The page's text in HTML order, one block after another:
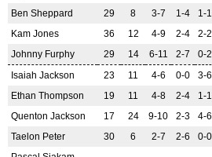
Ben Sheppard
29 8 3-7 1-4 1-1
Kam Jones
36 12 4-9 2-4 2-2
Johnny Furphy
29 14 6-11 2-7 0-2
Isaiah Jackson
23 11 4-6 0-0 3-6
Ethan Thompson
19 11 4-8 2-4 1-1
Quenton Jackson
17 24 9-10 2-3 4-6
Taelon Peter
30 6 2-7 2-6 0-0